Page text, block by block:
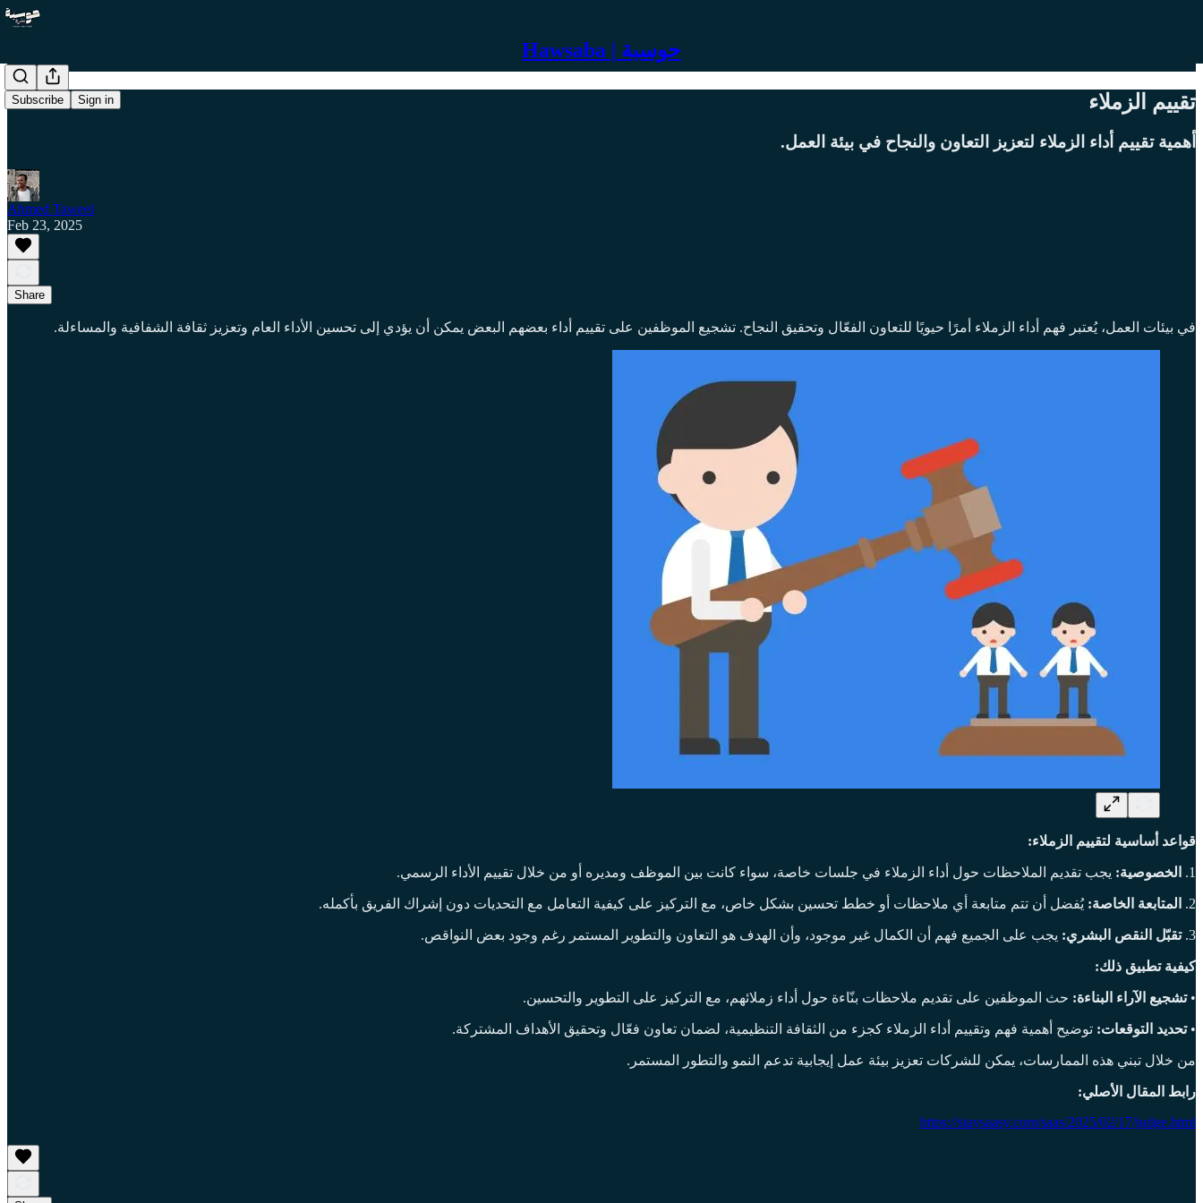
Hawsaba | حوسبة
Subscribe Sign in تقييم الزملاء
أهمية تقييم أداء الزملاء لتعزيز التعاون والنجاح في بيئة العمل.
Ahmed Taweel
Feb 23, 2025
Share
في بيئات العمل، يُعتبر فهم أداء الزملاء أمرًا حيويًا للتعاون الفعّال وتحقيق النجاح. تشجيع الموظفين على تقييم أداء بعضهم البعض يمكن أن يؤدي إلى تحسين الأداء العام وتعزيز ثقافة الشفافية والمساءلة.
قواعد أساسية لتقييم الزملاء:
1. الخصوصية: يجب تقديم الملاحظات حول أداء الزملاء في جلسات خاصة، سواء كانت بين الموظف ومديره أو من خلال تقييم الأداء الرسمي.
2. المتابعة الخاصة: يُفضل أن تتم متابعة أي ملاحظات أو خطط تحسين بشكل خاص، مع التركيز على كيفية التعامل مع التحديات دون إشراك الفريق بأكمله.
3. تقبّل النقص البشري: يجب على الجميع فهم أن الكمال غير موجود، وأن الهدف هو التعاون والتطوير المستمر رغم وجود بعض النواقص.
كيفية تطبيق ذلك:
•تشجيع الآراء البناءة: حث الموظفين على تقديم ملاحظات بنّاءة حول أداء زملائهم، مع التركيز على التطوير والتحسين.
•تحديد التوقعات: توضيح أهمية فهم وتقييم أداء الزملاء كجزء من الثقافة التنظيمية، لضمان تعاون فعّال وتحقيق الأهداف المشتركة.
من خلال تبني هذه الممارسات، يمكن للشركات تعزيز بيئة عمل إيجابية تدعم النمو والتطور المستمر.
رابط المقال الأصلي:
https://staysaasy.com/saas/2025/02/17/judge.html